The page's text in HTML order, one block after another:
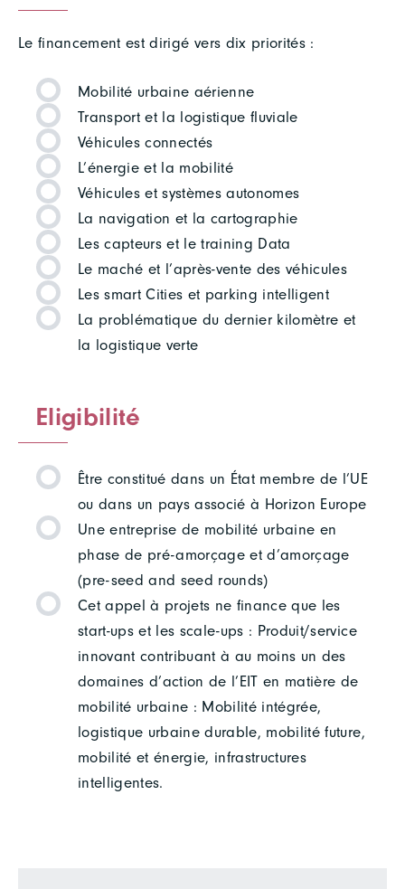
Le financement est dirigé vers dix priorités :
Mobilité urbaine aérienne
Transport et la logistique fluviale
Véhicules connectés
L’énergie et la mobilité
Véhicules et systèmes autonomes
La navigation et la cartographie
Les capteurs et le training Data
Le maché et l’après-vente des véhicules
Les smart Cities et parking intelligent
La problématique du dernier kilomètre et
la logistique verte
Eligibilité
Être constitué dans un État membre de l’UE
ou dans un pays associé à Horizon Europe
Une entreprise de mobilité urbaine en
phase de pré-amorçage et d’amorçage
(pre-seed and seed rounds)
Cet appel à projets ne finance que les
start-ups et les scale-ups : Produit/service
innovant contribuant à au moins un des
domaines d’action de l’EIT en matière de
mobilité urbaine : Mobilité intégrée,
logistique urbaine durable, mobilité future,
mobilité et énergie, infrastructures
intelligentes.